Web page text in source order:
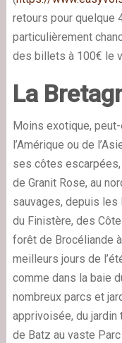
retours pour quelque
particulièrement
des billets à 100€ le
La
Moins exotique,
l’Amérique ou de
ses côtes escarpées,
de Granit Rose, au
sauvages, depuis les
du Finistère, des
forêt de Brocéliande
meilleurs jours de
comme dans la baie
nombreux parcs et
apprivoisée, du jardin
de Batz au vaste